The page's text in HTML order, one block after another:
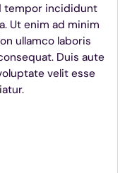
tempor incididunt
Ut enim ad minim
ullamco laboris
Duis aute
velit esse